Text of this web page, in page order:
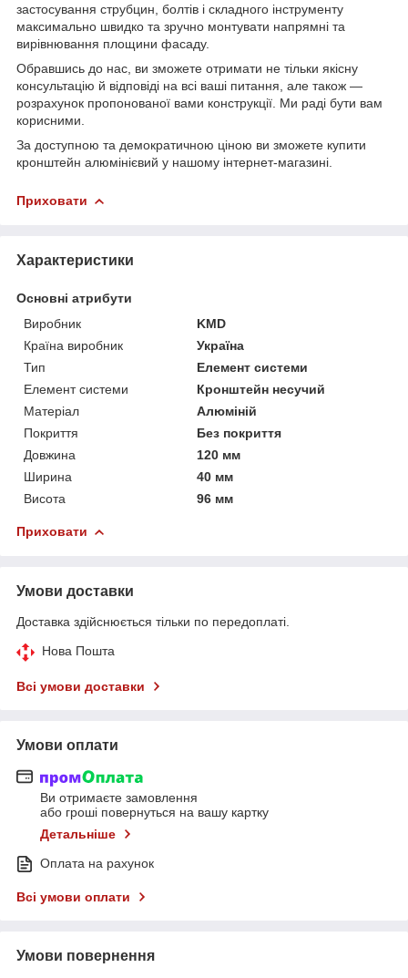
застосування струбцин, болтів і складного інструменту
максимально швидко та зручно монтувати напрямні та
вирівнювання площини фасаду.
Обравшись до нас, ви зможете отримати не тільки якісну
консультацію й відповіді на всі ваші питання, але також —
розрахунок пропонованої вами конструкції. Ми раді бути вам
корисними.
За доступною та демократичною ціною ви зможете купити
кронштейн алюмінієвий у нашому інтернет-магазині.
Приховати
Характеристики
Основні атрибути
Виробник
KMD
Країна виробник
Україна
Тип
Елемент системи
Елемент системи
Кронштейн несучий
Матеріал
Алюміній
Покриття
Без покриття
Довжина
120 мм
Ширина
40 мм
Висота
96 мм
Приховати
Умови доставки
Доставка здійснюється тільки по передоплаті.
Нова Пошта
Всі умови доставки
Умови оплати
Ви отримаєте замовлення
або гроші повернуться на вашу картку
Детальніше
Оплата на рахунок
Всі умови оплати
Умови повернення